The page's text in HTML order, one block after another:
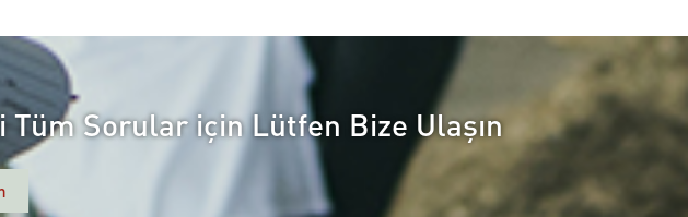
Sorular için Lütfen Bize Ulaşın